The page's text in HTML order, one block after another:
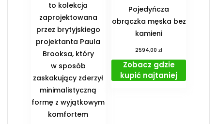
to kolekcja
zaprojektowana
przez brytyjskiego
projektanta Paula
Brooksa, który
w sposób
zaskakujący zderzył
minimalistyczną
formę z wyjątkowym
komfortem
Pojedyńcza
obrączka męska bez
kamieni
2594,00zł
Zobacz gdzie
kupić najtaniej